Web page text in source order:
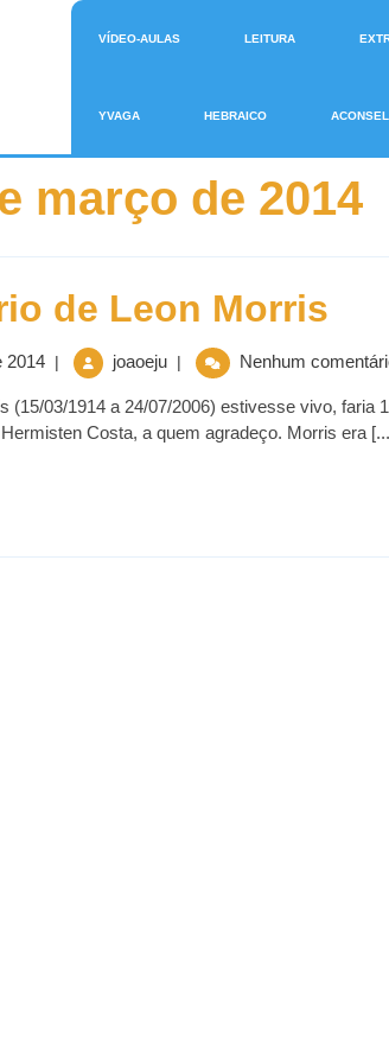
VÍDEO-AULAS LEITURA
YVAGA HEBRAICO
março de 2014
de Leon Morris
2014 | joaoeju | Nenhum
(15/03/1914 a 24/07/2006) estivesse vivo, faria
Costa, a quem agradeço. Morris era